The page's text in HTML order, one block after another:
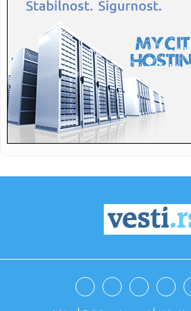
08:15:
rokenrola
08:14:Deo Limana, NIS, Spens i
snabdevanje...
08:14:Prvo skoči, pa reci Hetafe
08:12:Istorijska odluka u Americi:
pacijent...
Vučić danas sa učesnicima
Država deli 31 milion dinara:
bespovratnu...